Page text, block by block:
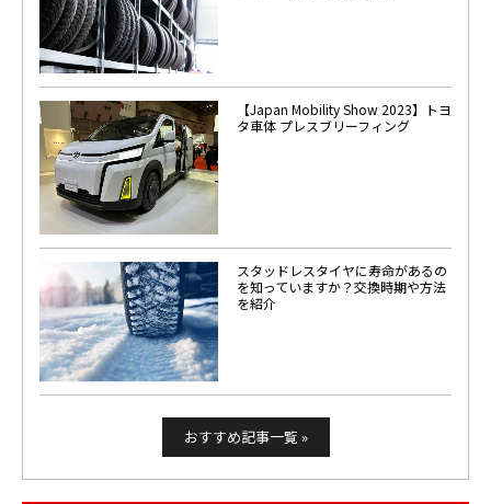
【Japan Mobility Show 2023】トヨ
タ車体 プレスブリーフィング
スタッドレスタイヤに寿命があるの
を知っていますか？交換時期や方法
を紹介
おすすめ記事一覧 »